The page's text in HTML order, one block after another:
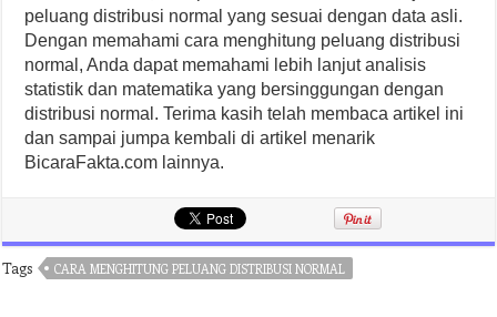
peluang distribusi normal yang sesuai dengan data asli.
Dengan memahami cara menghitung peluang distribusi
normal, Anda dapat memahami lebih lanjut analisis
statistik dan matematika yang bersinggungan dengan
distribusi normal. Terima kasih telah membaca artikel ini
dan sampai jumpa kembali di artikel menarik
BicaraFakta.com lainnya.
Tags CARA MENGHITUNG PELUANG DISTRIBUSI NORMAL